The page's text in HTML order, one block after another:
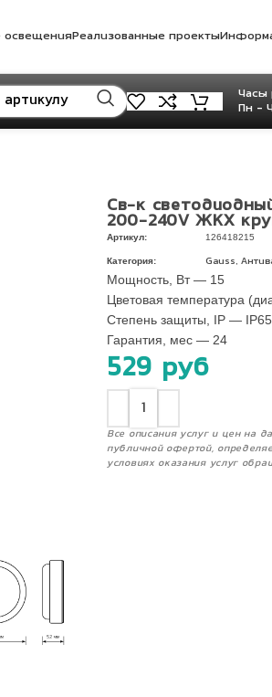
освещенияРеализованные проекты
Часы
Пн -
Св-к
200-240V ЖКХ
Артикул: 126418215
Категория: Gauss
Мощность, Вт — 15
Цветовая температура
Степень защиты, IP — IP65
Гарантия, мес — 24
529 руб
Все описания услуг и цен на
публичной офертой,
условиях оказания услуг